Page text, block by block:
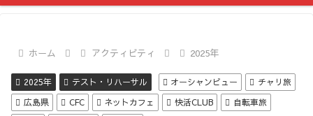
ホーム アクティビティ 2025年
2025年 テスト・リハーサル オーシャンビュー
チャリ旅
広島県
CFC ネットカフェ 快活CLUB
自転車旅